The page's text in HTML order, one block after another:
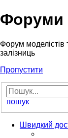
Форуми
Форум
залізниць
Пропустити
пошук
Швидкий